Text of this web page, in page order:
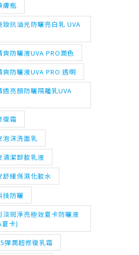
膚瓶
致抗油光防曬亮白乳 UVA
爽防曬液UVA PRO潤色
爽防曬液UVA PRO 透明
透亮顏防曬隔離乳UVA
復霜
泡沫洗面乳
清潔卸妝乳液
舒緩保濕化妝水
技防曬
淡斑淨亮極效夏卡防曬液
夏卡)
彈潤超修復乳霜